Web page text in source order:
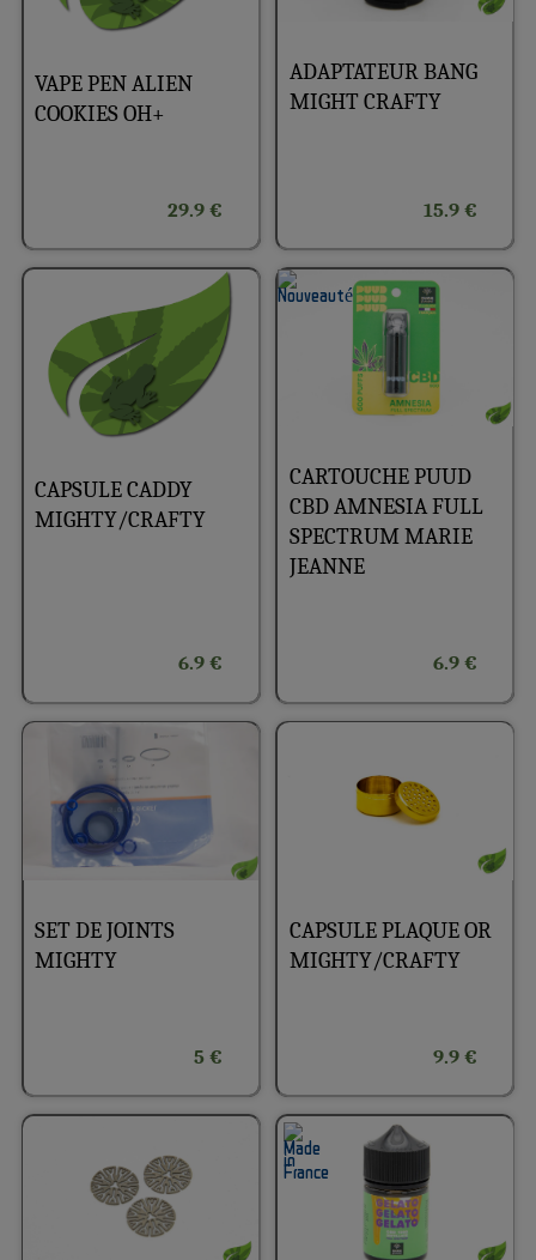
VAPE PEN ALIEN
COOKIES OH+
29.9 €
ADAPTATEUR BANG
MIGHT CRAFTY
15.9 €
CAPSULE CADDY
MIGHTY/CRAFTY
6.9 €
CARTOUCHE PUUD
CBD AMNESIA FULL
SPECTRUM MARIE
JEANNE
6.9 €
SET DE JOINTS
MIGHTY
5 €
CAPSULE PLAQUE OR
MIGHTY/CRAFTY
9.9 €